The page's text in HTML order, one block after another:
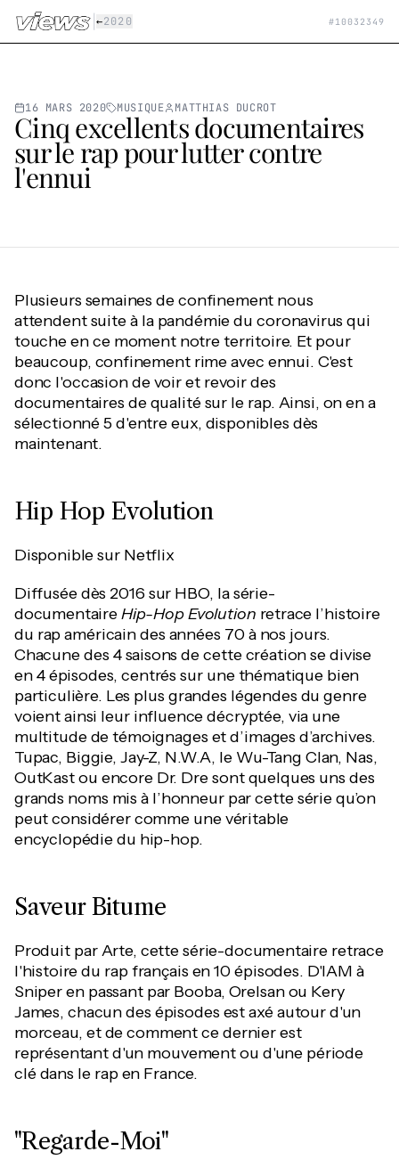
Aller au contenu principal
←2020 # 10032349
16 MARS 2020 MUSIQUE MATTHIAS DUCROT
Cinq excellents documentaires
sur le rap pour lutter contre
l'ennui
Plusieurs semaines de confinement nous
attendent suite à la pandémie du coronavirus qui
touche en ce moment notre territoire. Et pour
beaucoup, confinement rime avec ennui. C'est
donc l'occasion de voir et revoir des
documentaires de qualité sur le rap. Ainsi, on en a
sélectionné 5 d'entre eux, disponibles dès
maintenant.
Hip Hop Evolution
Disponible sur Netflix
Diffusée dès 2016 sur HBO, la série-
documentaireHip-Hop Evolution retrace l’histoire
du rap américain des années 70 à nos jours.
Chacune des 4 saisons de cette création se divise
en 4 épisodes, centrés sur une thématique bien
particulière. Les plus grandes légendes du genre
voient ainsi leur influence décryptée, via une
multitude de témoignages et d’images d’archives.
Tupac, Biggie, Jay-Z, N.W.A, le Wu-Tang Clan, Nas,
OutKast ou encore Dr. Dre sont quelques uns des
grands noms mis à l’honneur par cette série qu’on
peut considérer comme une véritable
encyclopédie du hip-hop.
Saveur Bitume
Produit par Arte, cette série-documentaire retrace
l'histoire du rap français en 10 épisodes. D'IAM à
Sniper en passant par Booba, Orelsan ou Kery
James, chacun des épisodes est axé autour d'un
morceau, et de comment ce dernier est
représentant d'un mouvement ou d'une période
clé dans le rap en France.
"Regarde-Moi"